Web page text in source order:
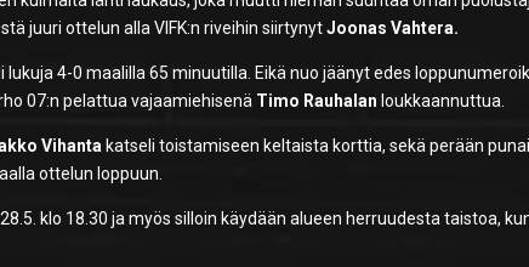
juuri ottelun alla VIFK:n riveihin siirtynytJoonas Vahtera.
4-0 maalilla 65 minuutilla. Eikä nuo jäänyt edes
07:n pelattua vajaamiehisenä Timo Rauhalan loukkaannuttua.
Vihanta katseli toistamiseen keltaista korttia, sekä perään
ottelun loppuun.
klo 18.30 ja myös silloin käydään alueen herruudesta taistoa,